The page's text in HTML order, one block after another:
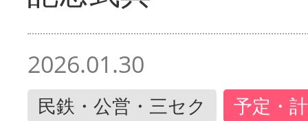
2026.01.30
民鉄・公営・三セク 予定・